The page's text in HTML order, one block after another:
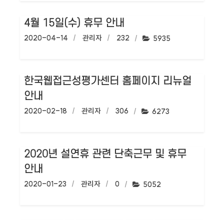
4월 15일(수) 휴무 안내
작성일:
2020-04-14 작성자:
관리자 댓글수:
232 조회수:
5935
한국웹접근성평가센터 홈페이지 리뉴얼
안내
작성일:
2020-02-18 작성자:
관리자 댓글수:
306 조회수:
6273
2020년 설연휴 관련 단축근무 및 휴무
안내
작성일:
2020-01-23 작성자:
관리자 댓글수:
0 조회수:
5052